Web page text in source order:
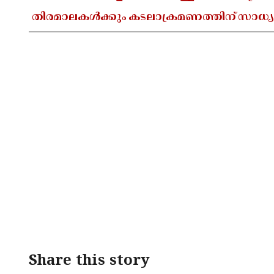
തിരമാലകൾക്കും കടലാക്രമണത്തിന്
Share this story